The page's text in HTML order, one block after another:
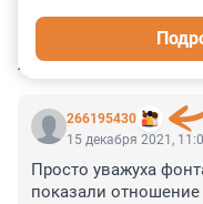
КОММЕНТАРИИ
266195430
15 декабря 2021,
Просто уважуха
показали